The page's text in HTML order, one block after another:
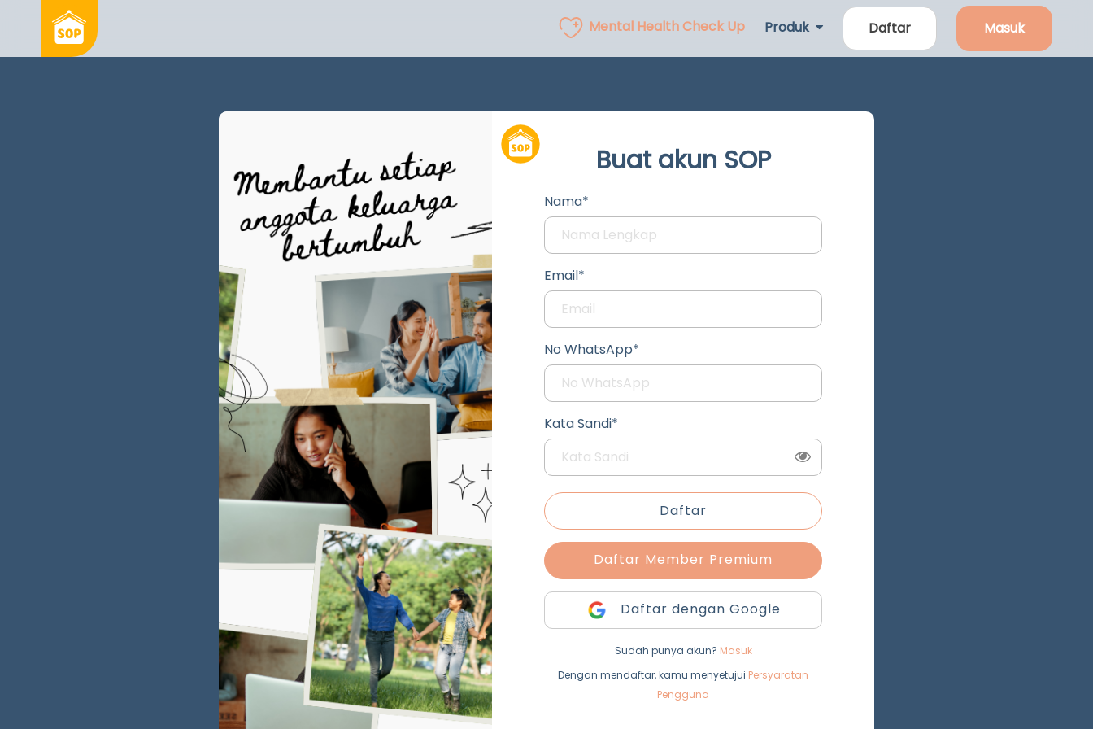
Mental Health Check Up Produk Daftar Masuk
Buat akun SOP
Nama*
Email*
No WhatsApp*
Kata Sandi*
Daftar
Daftar Member Premium
Daftar dengan Google
Sudah punya akun? Masuk
Dengan mendaftar, kamu menyetujui Persyaratan
Pengguna